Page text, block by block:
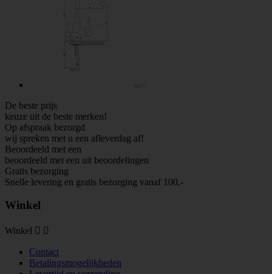
De beste prijs
keuze uit de beste merken!
Op afspraak bezorgd
wij spreken met u een afleverdag af!
Beoordeeld met een
beoordeeld met een uit beoordelingen
Gratis bezorging
Snelle levering en gratis bezorging vanaf 100,-
Winkel
Winkel  
Contact
Betalingsmogelijkheden